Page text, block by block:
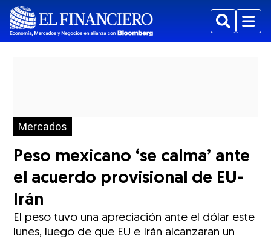
BuscarMenu
Mercados
Peso mexicano ‘se calma’ ante
el acuerdo provisional de EU-
Irán
El peso tuvo una apreciación ante el dólar este
lunes, luego de que EU e Irán alcanzaran un